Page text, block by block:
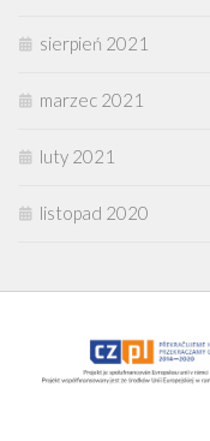
sierpień 2021
marzec 2021
luty 2021
listopad 2020